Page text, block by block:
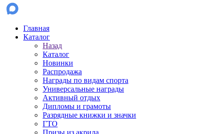
Главная
Каталог
Назад
Каталог
Новинки
Распродажа
Награды по видам спорта
Универсальные награды
Активный отдых
Дипломы и грамоты
Разрядные книжки и значки
ГТО
Призы из акрила